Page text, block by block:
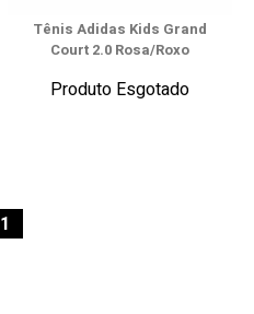
Tênis Adidas Kids Grand
Court 2.0 Rosa/Roxo
Produto Esgotado
1